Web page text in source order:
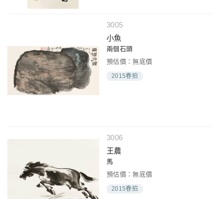
3005
小魚
兩個石頭
預估價：無底價
2015春拍
3006
王農
馬
預估價：無底價
2015春拍